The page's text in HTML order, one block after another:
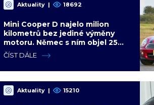
Aktuality | 18692
Mini Cooper D najelo milion
kilometrů bez jediné výměny
motoru. Němec s ním objel 25
zemí a míří na další milion
ČÍST DÁLE
Aktuality | 15210